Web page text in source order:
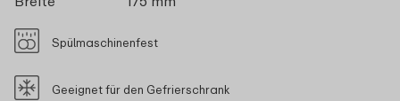
Spülmaschinenfest
Geeignet für den Gefrierschrank